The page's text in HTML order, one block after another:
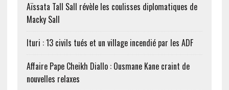
Aïssata Tall Sall révèle les coulisses diplomatiques de
Macky Sall
Ituri : 13 civils tués et un village incendié par les ADF
Affaire Pape Cheikh Diallo : Ousmane Kane craint de
nouvelles relaxes